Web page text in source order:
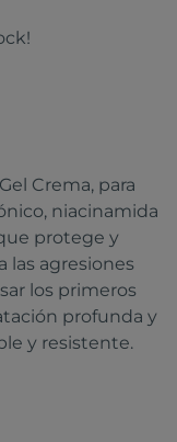
Crema, para
niacinamida
protege y
las agresiones
los primeros
profunda y
y resistente.